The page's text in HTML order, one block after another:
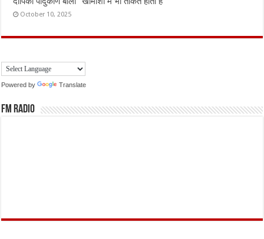
October 10, 2025
Powered by Translate
FM Radio